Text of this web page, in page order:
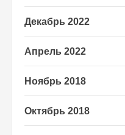
Декабрь 2022
Апрель 2022
Ноябрь 2018
Октябрь 2018